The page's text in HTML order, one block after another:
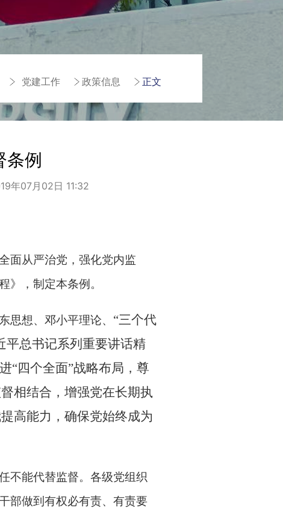
党建工作 政策信息 正文
条例
年07月02日 11:32
从严治党，强化党内监
》，制定本条例。
想、邓小平理论、 “三个代
平总书记系列重要讲话精
“四个全面”战略布局，尊
相结合，增强党在长期执
高能力，确保党始终成为
能代替监督。各级党组织
部做到有权必有责、有责要